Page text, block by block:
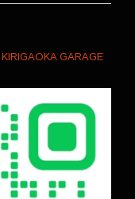
⁡KIRIGAOKA GARAGE